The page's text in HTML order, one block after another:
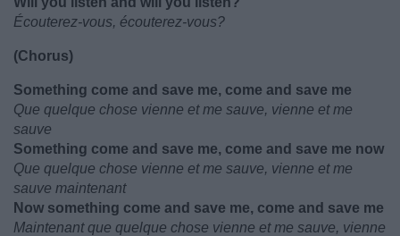
Écouterez-vous, écouterez-vous?
(Chorus)
Something come and save me, come and save me
Que quelque chose vienne et me sauve, vienne et me
sauve
Something come and save me, come and save me now
Que quelque chose vienne et me sauve, vienne et me
sauve maintenant
Now something come and save me, come and save me
Maintenant que quelque chose vienne et me sauve, vienne